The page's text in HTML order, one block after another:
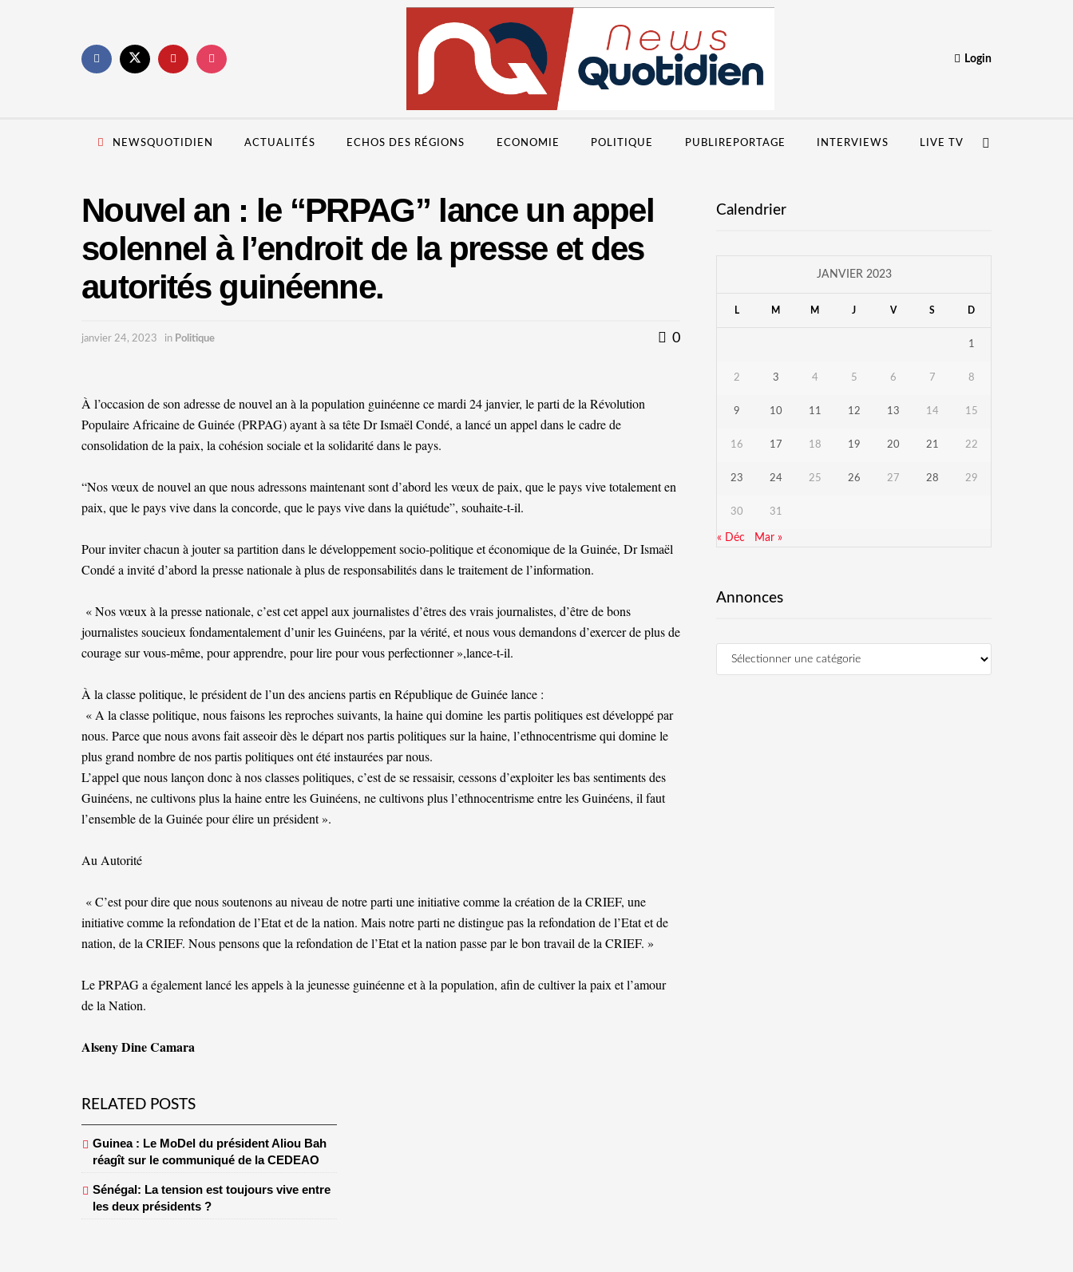
Login
NEWSQUOTIDIEN ACTUALITÉS ECHOS DES RÉGIONS ECONOMIE POLITIQUE PUBLIREPORTAGE INTERVIEWS LIVE TV
Nouvel an : le “PRPAG” lance un appel
solennel à l’endroit de la presse et des
autorités guinéenne.
janvier 24, 2023 in Politique 0
À l’occasion de son adresse de nouvel an à la population guinéenne ce mardi 24 janvier, le parti de la Révolution
Populaire Africaine de Guinée (PRPAG) ayant à sa tête Dr Ismaël Condé, a lancé un appel dans le cadre de
consolidation de la paix, la cohésion sociale et la solidarité dans le pays.
“Nos vœux de nouvel an que nous adressons maintenant sont d’abord les vœux de paix, que le pays vive totalement en
paix, que le pays vive dans la concorde, que le pays vive dans la quiétude”, souhaite-t-il.
Pour inviter chacun à jouter sa partition dans le développement socio-politique et économique de la Guinée, Dr Ismaël
Condé a invité d’abord la presse nationale à plus de responsabilités dans le traitement de l’information.
« Nos vœux à la presse nationale, c’est cet appel aux journalistes d’êtres des vrais journalistes, d’être de bons
journalistes soucieux fondamentalement d’unir les Guinéens, par la vérité, et nous vous demandons d’exercer de plus de
courage sur vous-même, pour apprendre, pour lire pour vous perfectionner »,lance-t-il.
À la classe politique, le président de l’un des anciens partis en République de Guinée lance :
« A la classe politique, nous faisons les reproches suivants, la haine qui domine les partis politiques est développé par
nous. Parce que nous avons fait asseoir dès le départ nos partis politiques sur la haine, l’ethnocentrisme qui domine le
plus grand nombre de nos partis politiques ont été instaurées par nous.
L’appel que nous lançon donc à nos classes politiques, c’est de se ressaisir, cessons d’exploiter les bas sentiments des
Guinéens, ne cultivons plus la haine entre les Guinéens, ne cultivons plus l’ethnocentrisme entre les Guinéens, il faut
l’ensemble de la Guinée pour élire un président ».
Au Autorité
« C’est pour dire que nous soutenons au niveau de notre parti une initiative comme la création de la CRIEF, une
initiative comme la refondation de l’Etat et de la nation. Mais notre parti ne distingue pas la refondation de l’Etat et de
nation, de la CRIEF. Nous pensons que la refondation de l’Etat et la nation passe par le bon travail de la CRIEF. »
Le PRPAG a également lancé les appels à la jeunesse guinéenne et à la population, afin de cultiver la paix et l’amour
de la Nation.
Alseny Dine Camara
RELATED POSTS
Guinea : Le MoDel du président Aliou Bah
réagît sur le communiqué de la CEDEAO
Sénégal: La tension est toujours vive entre
les deux présidents ?
Calendrier
JANVIER 2023
L M M J V S D
1
2 3 4 5 6 7 8
9 10 11 12 13 14 15
16 17 18 19 20 21 22
23 24 25 26 27 28 29
30 31
« Déc Mar »
Annonces